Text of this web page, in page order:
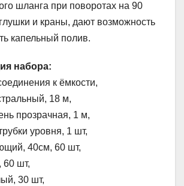
шланга при поворотах на 90
и краны, дают возможность
капельный полив.
набора:
к ёмкости,
18 м,
прозрачная, 1 м,
уровня, 1 шт,
40см, 60 шт,
60 шт,
30 шт,